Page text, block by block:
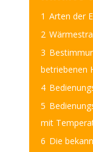
1 Arten der
2
3
betriebenen
4
5
mit
6 Die